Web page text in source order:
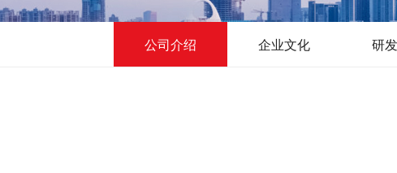
公司介绍 企业文化 研